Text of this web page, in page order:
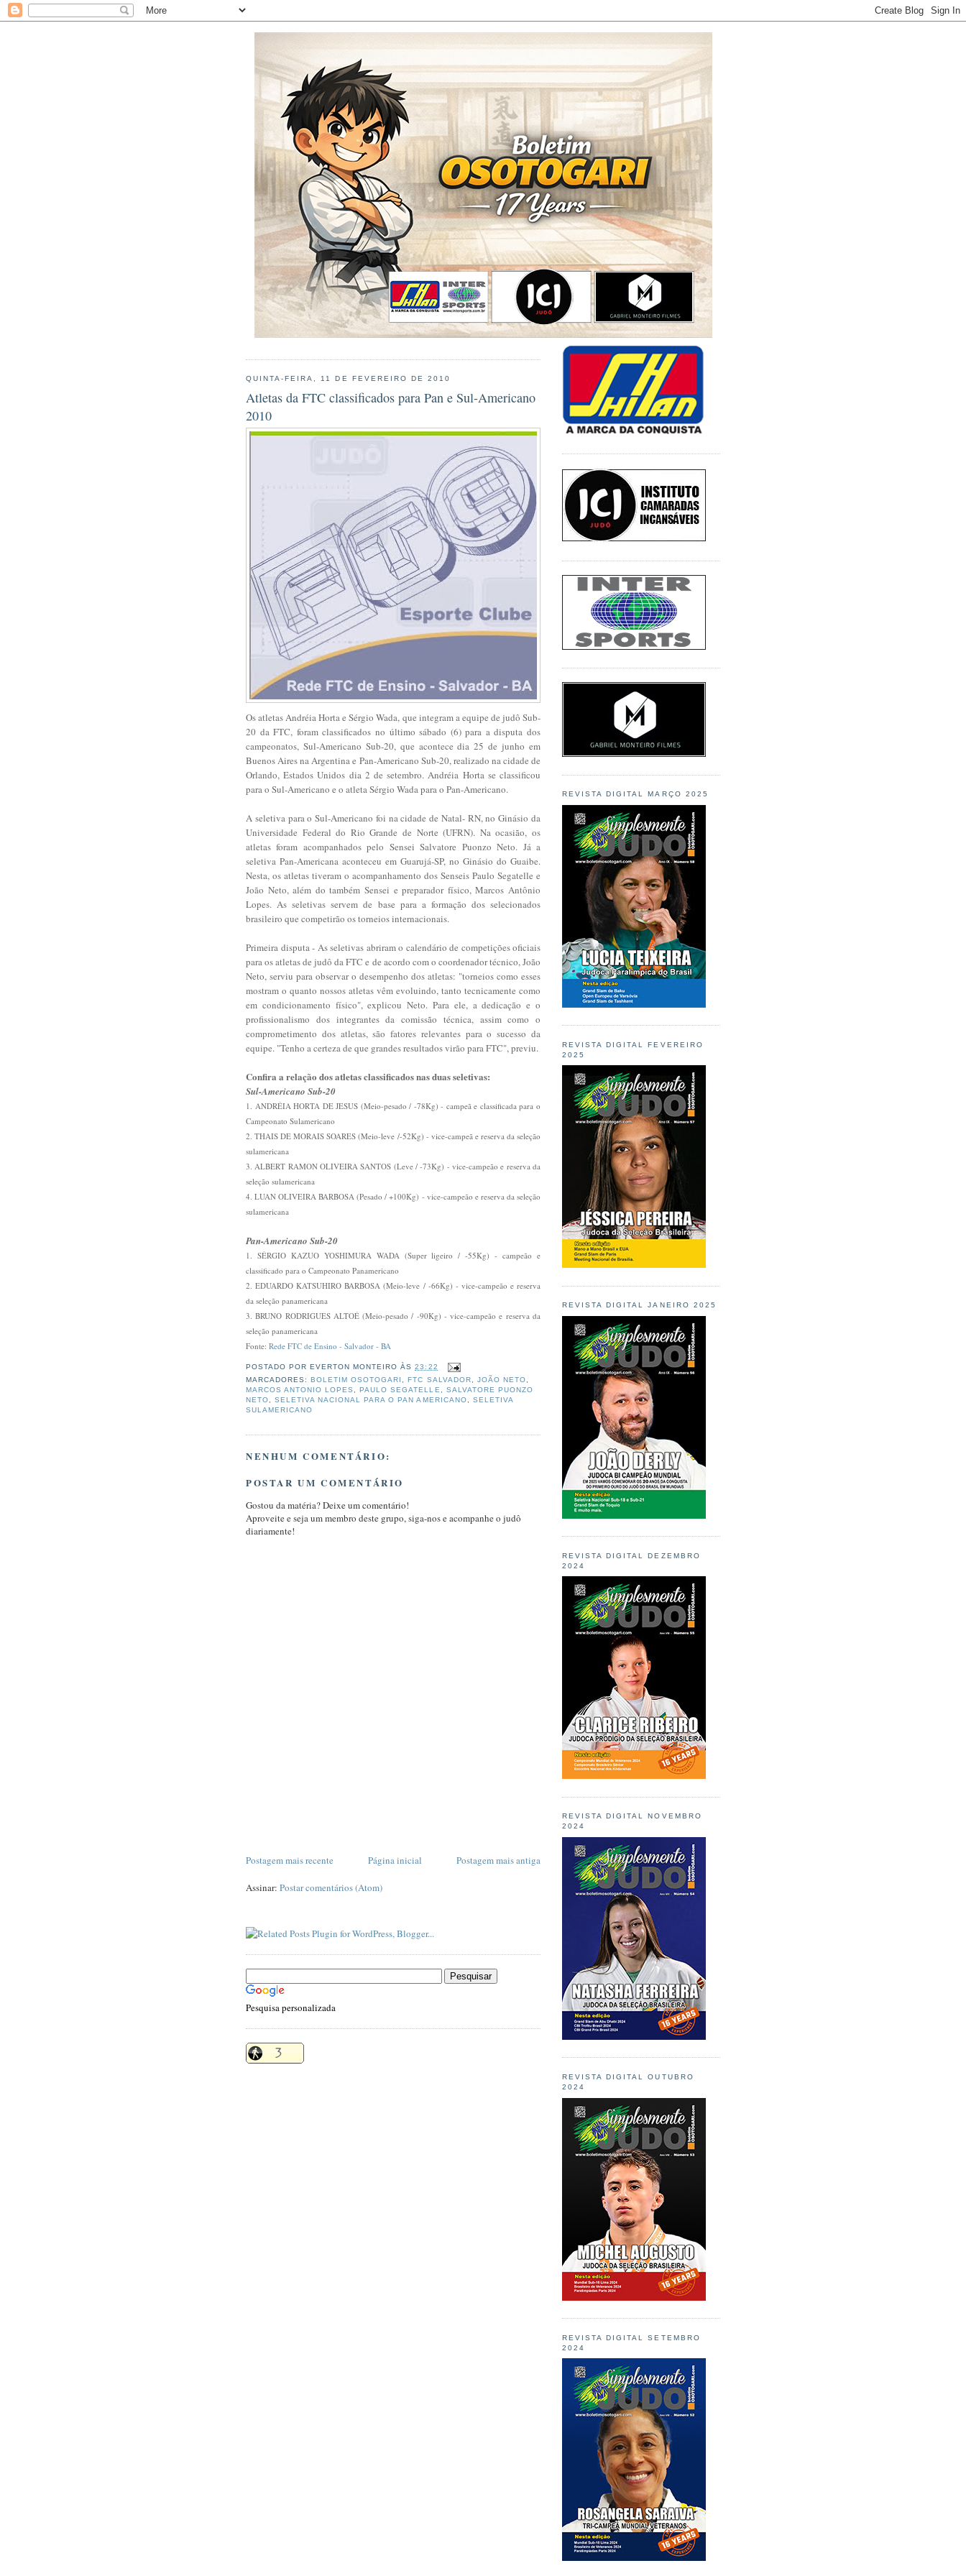
QUINTA-FEIRA, 11 DE FEVEREIRO DE 2010
Atletas da FTC classificados para Pan e Sul-Americano
2010
Os atletas Andréia Horta e Sérgio Wada, que integram a equipe de judô Sub-
20 da FTC, foram classificados no último sábado (6) para a disputa dos
campeonatos, Sul-Americano Sub-20, que acontece dia 25 de junho em
Buenos Aires na Argentina e Pan-Americano Sub-20, realizado na cidade de
Orlando, Estados Unidos dia 2 de setembro. Andréia Horta se classificou
para o Sul-Americano e o atleta Sérgio Wada para o Pan-Americano.
A seletiva para o Sul-Americano foi na cidade de Natal- RN, no Ginásio da
Universidade Federal do Rio Grande de Norte (UFRN). Na ocasião, os
atletas foram acompanhados pelo Sensei Salvatore Puonzo Neto. Já a
seletiva Pan-Americana aconteceu em Guarujá-SP, no Ginásio do Guaibe.
Nesta, os atletas tiveram o acompanhamento dos Senseis Paulo Segatelle e
João Neto, além do também Sensei e preparador físico, Marcos Antônio
Lopes. As seletivas servem de base para a formação dos selecionados
brasileiro que competirão os torneios internacionais.
Primeira disputa - As seletivas abriram o calendário de competições oficiais
para os atletas de judô da FTC e de acordo com o coordenador técnico, João
Neto, serviu para observar o desempenho dos atletas: "torneios como esses
mostram o quanto nossos atletas vêm evoluindo, tanto tecnicamente como
em condicionamento físico", explicou Neto. Para ele, a dedicação e o
profissionalismo dos integrantes da comissão técnica, assim como o
comprometimento dos atletas, são fatores relevantes para o sucesso da
equipe. "Tenho a certeza de que grandes resultados virão para FTC", previu.
Confira a relação dos atletas classificados nas duas seletivas:
Sul-Americano Sub-20
1. ANDRÉIA HORTA DE JESUS (Meio-pesado / -78Kg) - campeã e classificada para o
Campeonato Sulamericano
2. THAIS DE MORAIS SOARES (Meio-leve /-52Kg) - vice-campeã e reserva da seleção
sulamericana
3. ALBERT RAMON OLIVEIRA SANTOS (Leve / -73Kg) - vice-campeão e reserva da
seleção sulamericana
4. LUAN OLIVEIRA BARBOSA (Pesado / +100Kg) - vice-campeão e reserva da seleção
sulamericana
Pan-Americano Sub-20
1. SÉRGIO KAZUO YOSHIMURA WADA (Super ligeiro / -55Kg) - campeão e
classificado para o Campeonato Panamericano
2. EDUARDO KATSUHIRO BARBOSA (Meio-leve / -66Kg) - vice-campeão e reserva
da seleção panamericana
3. BRUNO RODRIGUES ALTOÉ (Meio-pesado / -90Kg) - vice-campeão e reserva da
seleção panamericana
Fonte: Rede FTC de Ensino - Salvador - BA
POSTADO POR EVERTON MONTEIRO ÀS23:22
MARCADORES:BOLETIM OSOTOGARI ,FTC SALVADOR, JOÃO NETO,
MARCOS ANTONIO LOPES ,PAULO SEGATELLE, SALVATORE PUONZO
NETO,SELETIVA NACIONAL PARA O PAN AMERICANO, SELETIVA
SULAMERICANO
NENHUM COMENTÁRIO:
POSTAR UM COMENTÁRIO
Gostou da matéria? Deixe um comentário!
Aproveite e seja um membro deste grupo, siga-nos e acompanhe o judô
diariamente!
Postagem mais recente Postagem mais antiga
Página inicial
Assinar: Postar comentários (Atom)
Pesquisa personalizada
REVISTA DIGITAL MARÇO 2025
REVISTA DIGITAL FEVEREIRO
2025
REVISTA DIGITAL JANEIRO 2025
REVISTA DIGITAL DEZEMBRO
2024
REVISTA DIGITAL NOVEMBRO
2024
REVISTA DIGITAL OUTUBRO
2024
REVISTA DIGITAL SETEMBRO
2024